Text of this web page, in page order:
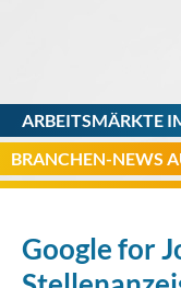
ARBEITSMÄRKTE
BRANCHEN-NEWS
Google for